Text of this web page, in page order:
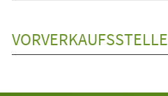
VORVERKAUFSSTELLE